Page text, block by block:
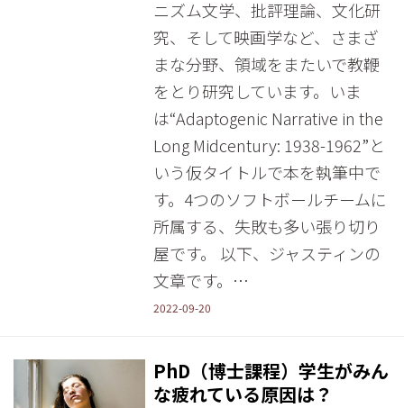
ニズム文学、批評理論、文化研
究、そして映画学など、さまざ
まな分野、領域をまたいで教鞭
をとり研究しています。いま
は“Adaptogenic Narrative in the
Long Midcentury: 1938-1962”と
いう仮タイトルで本を執筆中で
す。4つのソフトボールチームに
所属する、失敗も多い張り切り
屋です。 以下、ジャスティンの
文章です。…
2022-09-20
PhD（博士課程）学生がみん
な疲れている原因は？